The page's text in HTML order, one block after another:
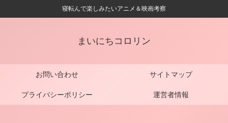
寝転んで楽しみたいアニメ＆映画考察
まいにちコロリン
お問い合わせ サイトマップ
プライバシーポリシー 運営者情報